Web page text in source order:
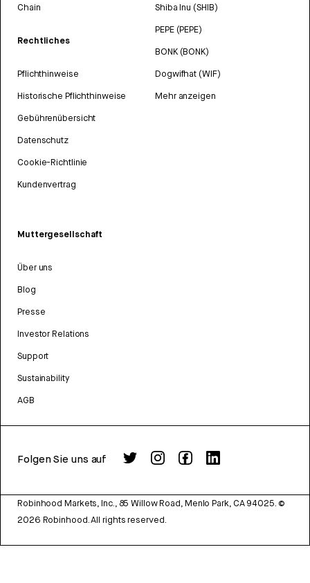
Chain
Rechtliches
Pflichthinweise
Historische Pflichthinweise
Gebührenübersicht
Datenschutz
Cookie-Richtlinie
Kundenvertrag
Shiba Inu (SHIB)
PEPE (PEPE)
BONK (BONK)
Dogwifhat (WIF)
Mehr anzeigen
Muttergesellschaft
Über uns
Blog
Presse
Investor Relations
Support
Sustainability
AGB
Folgen Sie uns auf
Robinhood Markets, Inc., 85 Willow Road, Menlo Park, CA 94025. ©
2026 Robinhood. All rights reserved.